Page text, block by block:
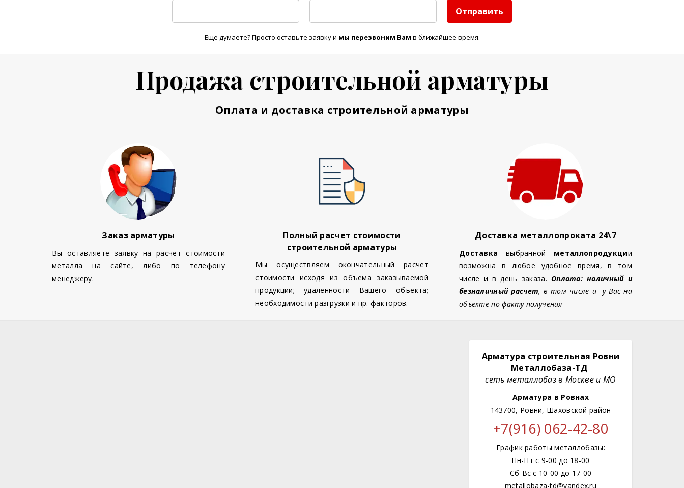
Отправить
Еще думаете? Просто оставьте заявку и мы перезвоним Вам в ближайшее время.
Продажа строительной арматуры
Оплата и доставка строительной арматуры
Заказ арматуры
Вы оставляете заявку на расчет стоимости
металла на сайте, либо по телефону
менеджеру.
Полный расчет стоимости
строительной арматуры
Мы осуществляем окончательный расчет
стоимости исходя из объема заказываемой
продукции; удаленности Вашего объекта;
необходимости разгрузки и пр. факторов.
Доставка металлопроката 24\7
Доставка выбранной металлопродукции
возможна в любое удобное время, в том
числе и в день заказа. Оплата: наличный и
безналичный расчет, в том числе и у Вас на
объекте по факту получения
Арматура строительная Ровни
Металлобаза-ТД
сеть металлобаз в Москве и МО
Арматура в Ровнах
143700, Ровни, Шаховской район
+7(916) 062-42-80
График работы металлобазы:
Пн-Пт с 9-00 до 18-00
Сб-Вс с 10-00 до 17-00
metallobaza-td@yandex.ru